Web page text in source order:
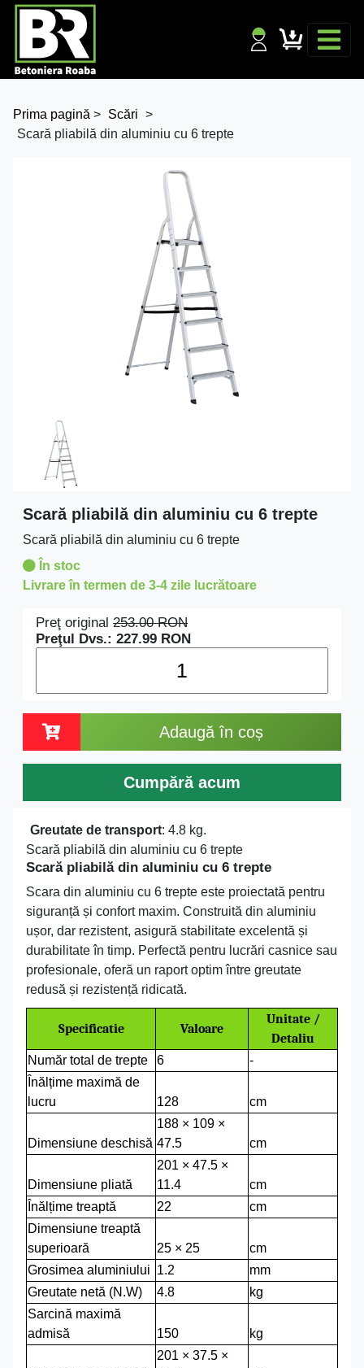
Prima pagină > Scări >
Scară pliabilă din aluminiu cu 6 trepte
Scară pliabilă din aluminiu cu 6 trepte
Scară pliabilă din aluminiu cu 6 trepte
În stoc
Livrare în termen de 3-4 zile lucrătoare
Preţ original 253.00RON
Preţul Dvs.: 227.99 RON
Adaugă în coș
Cumpără acum
Greutate de transport: 4.8 kg.
Scară pliabilă din aluminiu cu 6 trepte
Scară pliabilă din aluminiu cu 6 trepte
Scara din aluminiu cu 6 trepte este proiectată pentru
siguranță și confort maxim. Construită din aluminiu
ușor, dar rezistent, asigură stabilitate excelentă și
durabilitate în timp. Perfectă pentru lucrări casnice sau
profesionale, oferă un raport optim între greutate
redusă și rezistență ridicată.
Specificatie Valoare
Unitate /
Detaliu
Număr total de trepte 6
-
Înălțime maximă de
lucru
128 cm
Dimensiune deschisă
188 × 109 ×
47.5
cm
Dimensiune pliată
201 × 47.5 ×
11.4
cm
Înălțime treaptă
22
cm
Dimensiune treaptă
superioară
25 × 25
cm
Grosimea aluminiului 1.2
mm
Greutate netă (N.W)
4.8
kg
Sarcină maximă
admisă
150 kg
201 × 37.5 ×